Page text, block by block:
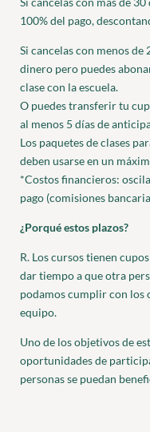
100% del pago,
Si cancelas con menos de
dinero pero puedes
clase con la escuela.
O puedes transferir tu
al menos 5 días de
Los paquetes de clases
deben usarse en un
*Costos financieros:
pago (comisiones
¿Porqué estos plazos?
R. Los cursos tienen
dar tiempo a que otra
podamos cumplir con los
equipo.
Uno de los objetivos de
oportunidades de
personas se puedan